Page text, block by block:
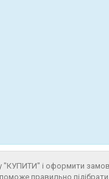
"КУПИТИ" і оформити
правильно